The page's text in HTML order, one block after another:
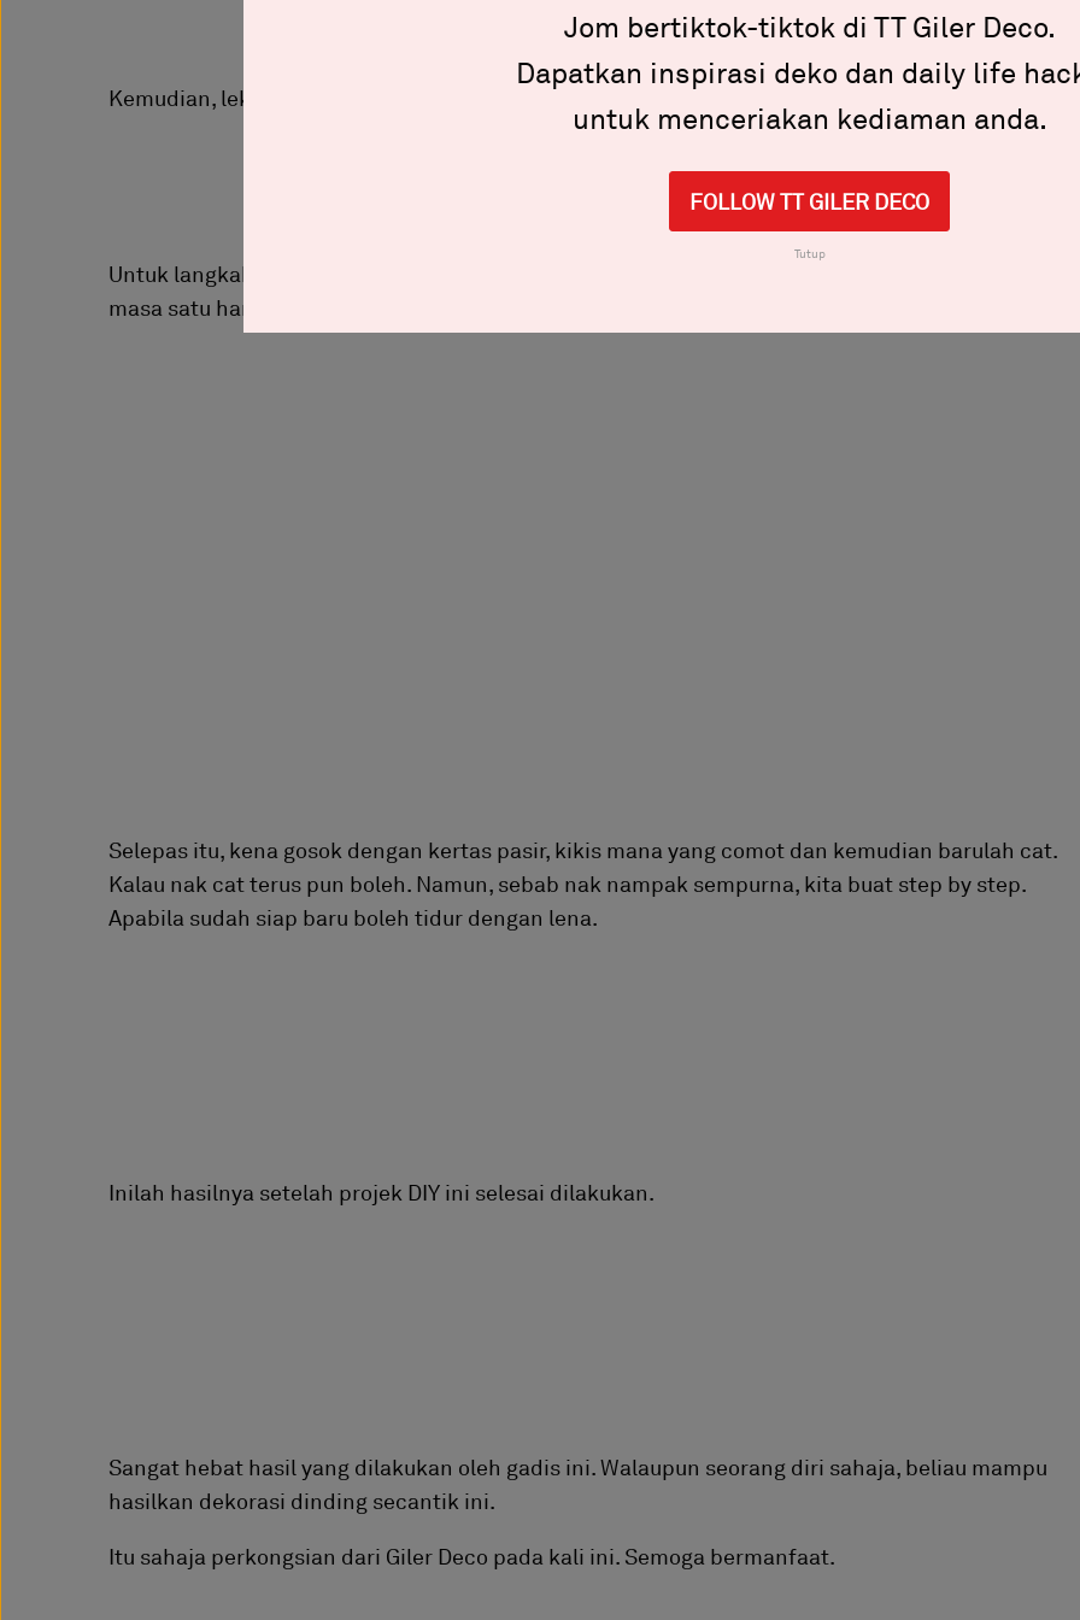
Kemudian, lekatkan mengikut corak dan gaya pilihan hati.
Untuk langkah mengukur, menampal, memaku dan menyapu filler, boleh dikatakan memakan
masa satu hari setengah juga untuk dilakukan.
Selepas itu, kena gosok dengan kertas pasir, kikis mana yang comot dan kemudian barulah cat.
Kalau nak cat terus pun boleh. Namun, sebab nak nampak sempurna, kita buat step by step.
Apabila sudah siap baru boleh tidur dengan lena.
Inilah hasilnya setelah projek DIY ini selesai dilakukan.
Sangat hebat hasil yang dilakukan oleh gadis ini. Walaupun seorang diri sahaja, beliau mampu
hasilkan dekorasi dinding secantik ini.
Itu sahaja perkongsian dari Giler Deco pada kali ini. Semoga bermanfaat.
Jom bertiktok-tiktok di TT Giler Deco.
Dapatkan inspirasi deko dan daily life
untuk menceriakan kediaman anda.
FOLLOW TT GILER DECO
Tutup